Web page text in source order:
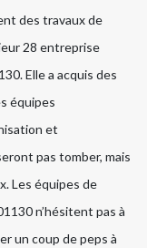
des travaux de
28 entreprise
Elle a acquis des
équipes
et
pas tomber, mais
Les équipes de
n’hésitent pas à
un coup de peps à